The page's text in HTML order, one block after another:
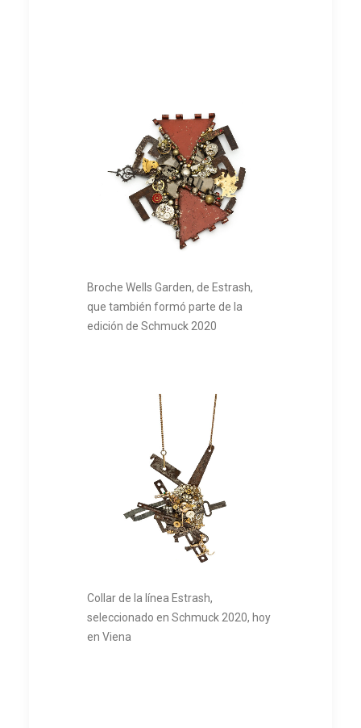
Broche Wells Garden, de Estrash,
que también formó parte de la
edición de Schmuck 2020
Collar de la línea Estrash,
seleccionado en Schmuck 2020, hoy
en Viena